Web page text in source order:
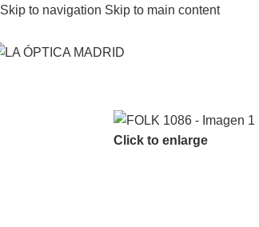
Skip to navigation Skip to main content
Click to enlarge